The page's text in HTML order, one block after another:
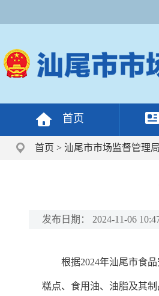
首页
首页 > 汕尾市市场监督管理局
发布日期： 2024-11-06
根据2024年汕尾市食
糕点、食用油、油脂及其